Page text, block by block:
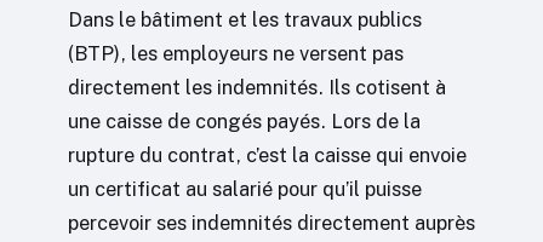
Dans le bâtiment et les travaux publics
(BTP), les employeurs ne versent pas
directement les indemnités. Ils cotisent à
une caisse de congés payés. Lors de la
rupture du contrat, c’est la caisse qui envoie
un certificat au salarié pour qu’il puisse
percevoir ses indemnités directement auprès